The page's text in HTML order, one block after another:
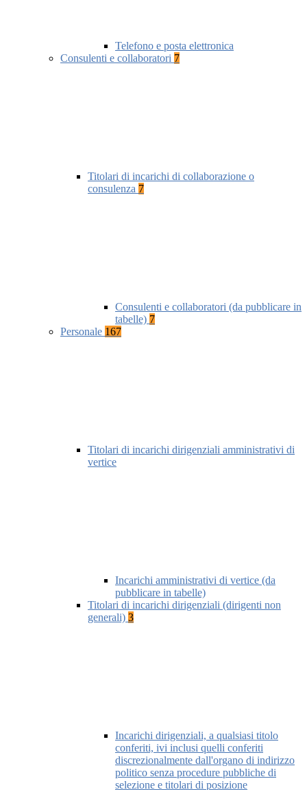
Telefono e posta elettronica
Consulenti e collaboratori 7
Titolari di incarichi di collaborazione o
consulenza 7
Consulenti e collaboratori (da pubblicare in
tabelle) 7
Personale 167
Titolari di incarichi dirigenziali amministrativi di
vertice
Incarichi amministrativi di vertice (da
pubblicare in tabelle)
Titolari di incarichi dirigenziali (dirigenti non
generali) 3
Incarichi dirigenziali, a qualsiasi titolo
conferiti, ivi inclusi quelli conferiti
discrezionalmente dall'organo di indirizzo
politico senza procedure pubbliche di
selezione e titolari di posizione